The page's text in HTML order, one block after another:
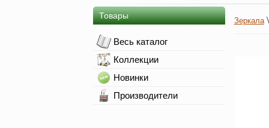
Товары
Весь каталог
Коллекции
Новинки
Производители
Зеркала